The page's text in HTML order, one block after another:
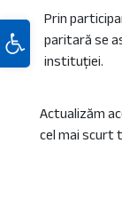
Deschide bara de unelte
Prin
paritară se
instituției.
Actualizăm
cel mai scurt